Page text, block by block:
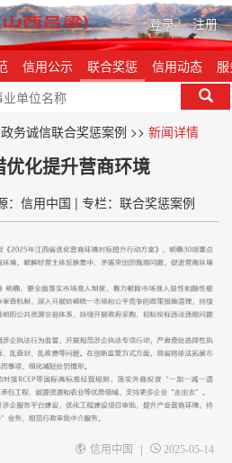
登录| 注册
信用公示 联合奖惩 信用动态
政务诚信联合奖惩案例 >> 新闻详情
化提升营商环境
：信用中国 | 专栏：联合奖惩案例
信用中国 | 2025-05-14